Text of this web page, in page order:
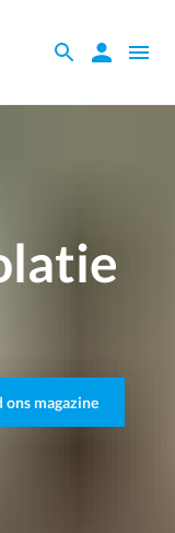
Zoeken
Open
ons magazine